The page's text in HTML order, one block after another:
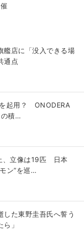
艦店に「没入できる場
通点
起用？ ONODERA
の積…
、立像は19匹 日本
ン”を巡…
した東野圭吾氏へ誓う
」